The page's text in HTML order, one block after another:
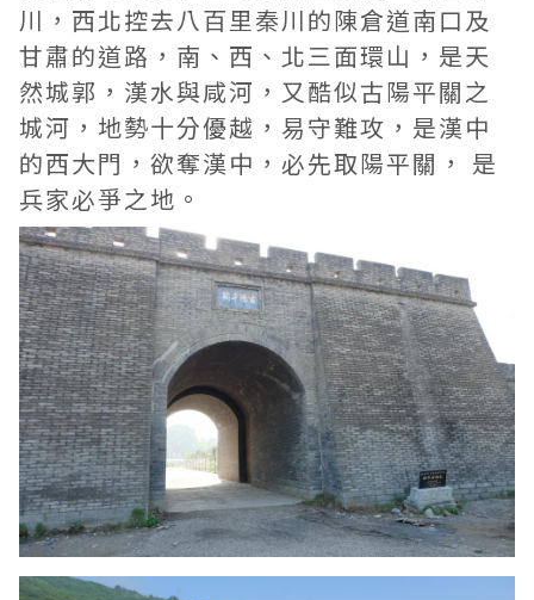
川，西北控去八百里秦川的陳倉道南口及
甘肅的道路，南、西、北三面環山，是天
然城郭，漢水與咸河，又酷似古陽平關之
城河，地勢十分優越，易守難攻，是漢中
的西大門，欲奪漢中，必先取陽平關， 是
兵家必爭之地。